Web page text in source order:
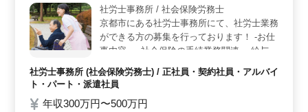
社労士事務所 / 社会保険労務士
京都市にある社労士事務所にて、社労士業務
ができる方の募集を行っております！ -お仕
事内容- ・社会保険の手続業務関連 ・給与計
算関連 ・雇用管理関連 ・人材育成相談 ・人
材制度制定 ・労務トラブル対応 ・就業規則
作成 ・助成金業務 ◯備考◯ ・完全週休2日
制 ・駅近 ・社会保険完備 ・中高年活躍中
社労士事務所 (社会保険労務士) / 正社員・契約社員・アルバイ
ト・パート・派遣社員
年収300万円〜500万円